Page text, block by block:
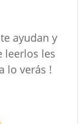
ayudan y
leerlos les
lo verás !